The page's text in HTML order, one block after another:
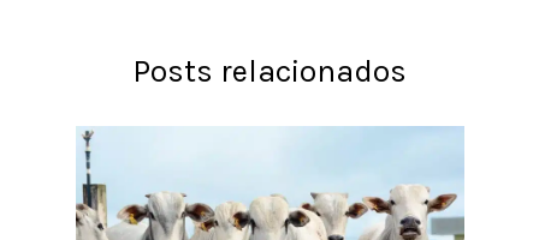
Posts relacionados